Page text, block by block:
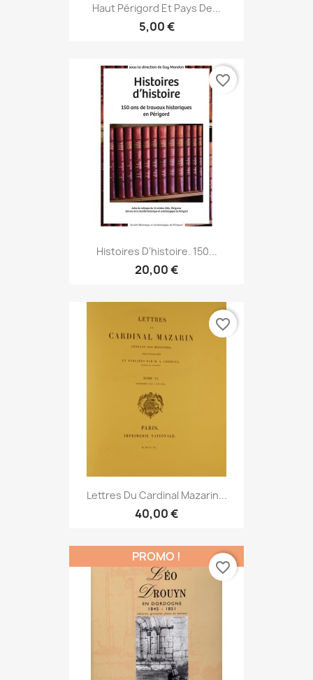
Haut Périgord Et Pays De...
5,00 €
Histoires D'histoire. 150...
20,00 €
favorite_border
Lettres Du Cardinal Mazarin...
40,00 €
favorite_border
PROMO !
favorite_border